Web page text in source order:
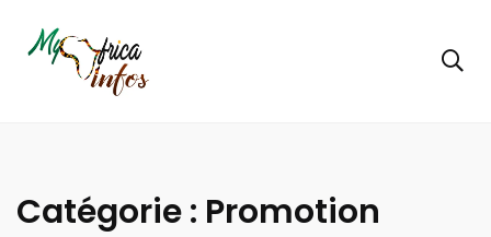
Catégorie : Promotion